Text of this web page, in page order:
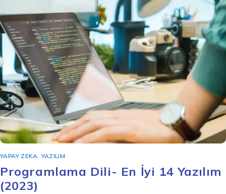
YAPAY ZEKA, YAZILIM
Programlama Dili- En İyi 14 Yazılım
(2023)